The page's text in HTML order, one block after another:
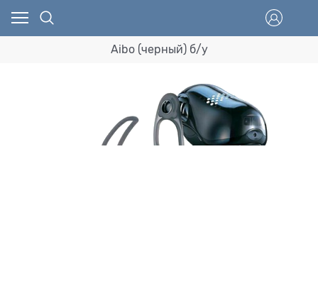
Aibo (черный) б/у